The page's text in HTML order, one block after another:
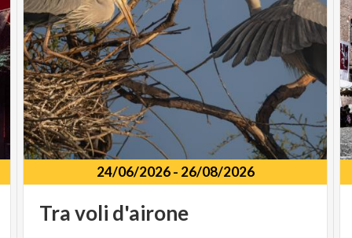
24/06/2026- 26/08/2026
Travoli d'airone